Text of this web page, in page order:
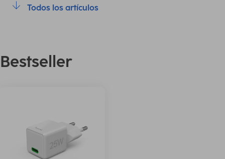
Todos los artículos
Bestseller